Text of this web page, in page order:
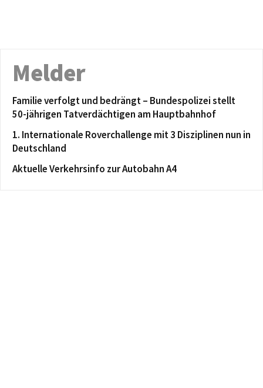
Melder
Familie verfolgt und bedrängt – Bundespolizei stellt
50-jährigen Tatverdächtigen am Hauptbahnhof
1. Internationale Roverchallenge mit 3 Disziplinen nun in
Deutschland
Aktuelle Verkehrsinfo zur Autobahn A4